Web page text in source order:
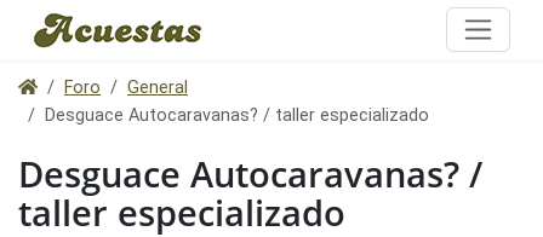
Foro
General
Desguace Autocaravanas? / taller especializado
Desguace Autocaravanas? /
taller especializado